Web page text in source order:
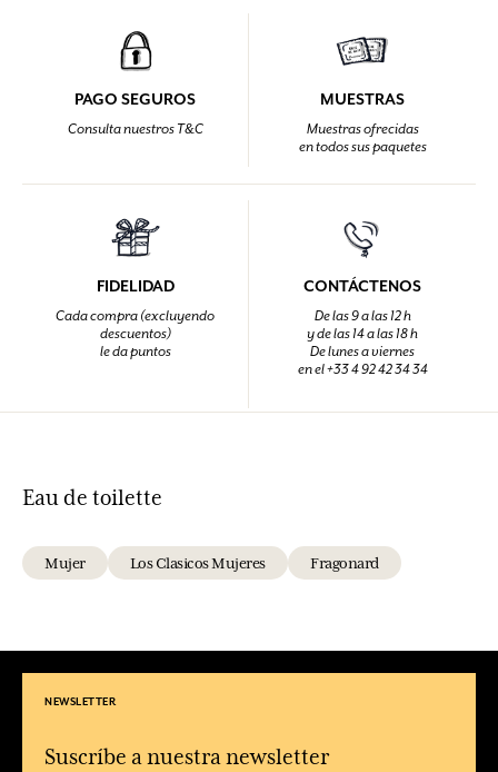
PAGO SEGUROS
Consulta nuestros T&C
MUESTRAS
Muestras ofrecidas
en todos sus paquetes
FIDELIDAD
Cada compra (excluyendo
descuentos)
le da puntos
CONTÁCTENOS
De las 9 a las 12 h
y de las 14 a las 18 h
De lunes a viernes
en el +33 4 92 42 34 34
Eau de toilette
Mujer Los Clasicos Mujeres Fragonard
NEWSLETTER
Suscríbe a nuestra newsletter